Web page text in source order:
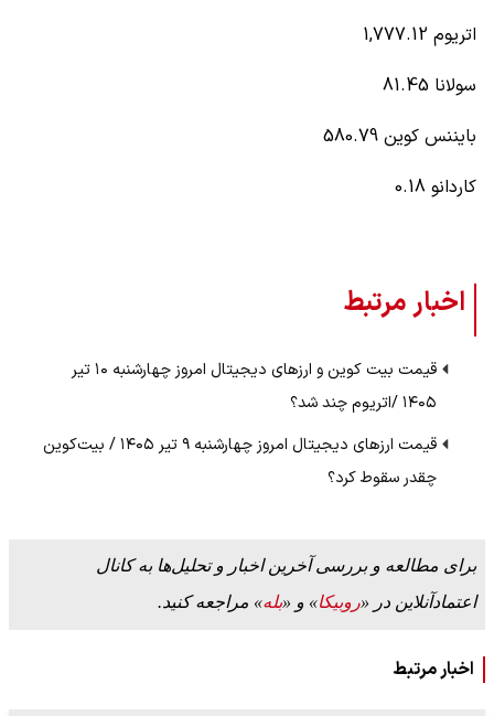
اتریوم 1,777.12
سولانا 81.45
بایننس کوین 580.79
کاردانو 0.18
اخبار مرتبط
قیمت بیت کوین و ارز‌های دیجیتال امروز چهارشنبه ۱۰ تیر
۱۴۰۵ /اتریوم چند شد؟
قیمت ارز‌های دیجیتال امروز چهارشنبه ۹ تیر ۱۴۰۵ / بیت‌کوین
چقدر سقوط کرد؟
برای مطالعه و بررسی آخرین اخبار و تحلیل‌ها به کانال
اعتمادآنلاین در «روبیکا» و «بله» مراجعه کنید.
اخبار مرتبط